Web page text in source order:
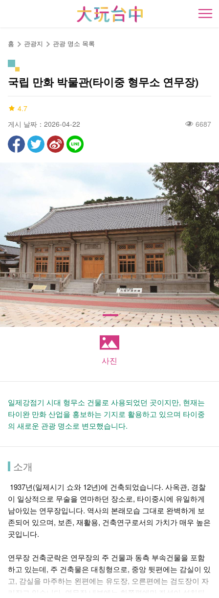
開
홈 관광지 관광 명소 목록
국립 만화 박물관(타이중 형무소 연무장)
4.7
게시 날짜：2026-04-22
6687
사진
일제강점기 시대 형무소 건물로 사용되었던 곳이지만, 현재는
타이완 만화 산업을 홍보하는 기지로 활용하고 있으며 타이중
의 새로운 관광 명소로 변모했습니다.
소개
1937년(일제시기 쇼와 12년)에 건축되었습니다. 사옥관, 경찰
이 일상적으로 무술을 연마하던 장소로, 타이중시에 유일하게
남아있는 연무장입니다. 역사의 본래모습 그대로 완벽하게 보
존되어 있으며, 보존, 재활용, 건축연구로서의 가치가 매우 높은
곳입니다.
연무장 건축군락은 연무장의 주 건물과 동측 부속건물을 포함
하고 있는데, 주 건축물은 대칭형으로, 중앙 뒷편에는 감실이 있
고, 감실을 마주하는 왼편에는 유도장, 오른편에는 검도장이 자
리잡고 있습니다. 연무장 내부에는 한쪽편에만 좌석이 설치되